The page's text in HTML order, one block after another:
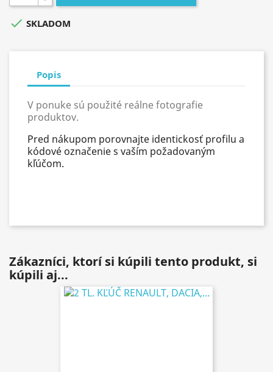
 SKLADOM
Popis
V ponuke sú použité reálne fotografie
produktov.
Pred nákupom porovnajte identickosť profilu a
kódové označenie s vaším požadovaným
kľúčom.
Zákazníci, ktorí si kúpili tento produkt, si
kúpili aj...